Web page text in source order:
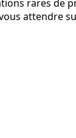
rares de
attendre